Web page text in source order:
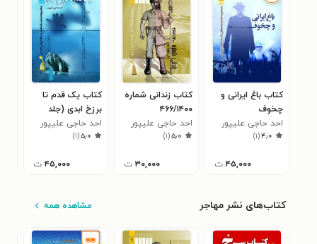
کتاب باغ ایرانی و
چخوف
احد حاجی علیپور
۴٫۰(۱)
۴۵,۰۰۰ ت
کتاب زندانی شماره
۴۶۶/۱۴۰۰
احد حاجی علیپور
۵٫۰(۱)
۳۰,۰۰۰ ت
کتاب یک قدم تا
برزخ ابدی (جلد
دوم)
احد حاجی علیپور
۵٫۰(۱)
۴۵,۰۰۰ ت
کتاب‌های نشر مهاجر مشاهده همه